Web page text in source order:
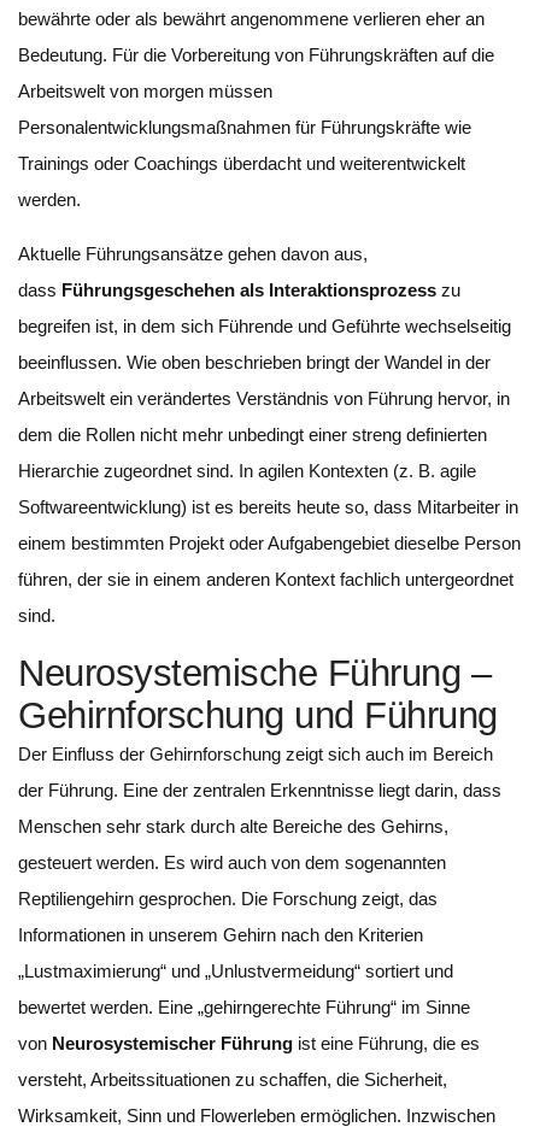
bewährte oder als bewährt angenommene verlieren eher an
Bedeutung. Für die Vorbereitung von Führungskräften auf die
Arbeitswelt von morgen müssen
Personalentwicklungsmaßnahmen für Führungskräfte wie
Trainings oder Coachings überdacht und weiterentwickelt
werden.
Aktuelle Führungsansätze gehen davon aus,
dass Führungsgeschehen als Interaktionsprozess zu
begreifen ist, in dem sich Führende und Geführte wechselseitig
beeinflussen. Wie oben beschrieben bringt der Wandel in der
Arbeitswelt ein verändertes Verständnis von Führung hervor, in
dem die Rollen nicht mehr unbedingt einer streng definierten
Hierarchie zugeordnet sind. In agilen Kontexten (z. B. agile
Softwareentwicklung) ist es bereits heute so, dass Mitarbeiter in
einem bestimmten Projekt oder Aufgabengebiet dieselbe Person
führen, der sie in einem anderen Kontext fachlich untergeordnet
sind.
Neurosystemische Führung –
Gehirnforschung und Führung
Der Einfluss der Gehirnforschung zeigt sich auch im Bereich
der Führung. Eine der zentralen Erkenntnisse liegt darin, dass
Menschen sehr stark durch alte Bereiche des Gehirns,
gesteuert werden. Es wird auch von dem sogenannten
Reptiliengehirn gesprochen. Die Forschung zeigt, das
Informationen in unserem Gehirn nach den Kriterien
„Lustmaximierung“ und „Unlustvermeidung“ sortiert und
bewertet werden. Eine „gehirngerechte Führung“ im Sinne
von Neurosystemischer Führung ist eine Führung, die es
versteht, Arbeitssituationen zu schaffen, die Sicherheit,
Wirksamkeit, Sinn und Flowerleben ermöglichen. Inzwischen